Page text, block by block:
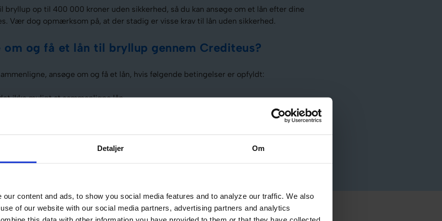
Detaljer Om
content and ads, to show you social media features and to analyze our traffic. We also
of our website with our social media partners, advertising partners and analytics
this data with other information you have provided to them or that they have collected
bryllup op til 400 000 kroner uden sikkerhed, så du kan ansøge om et lån efter dine
Vær dog opmærksom på, at der stadig er visse krav til lån uden sikkerhed.
om og få et lån til bryllup gennem Crediteus?
ansøge om og få et lån, hvis følgende betingelser er opfyldt:
ikke muligt at sammenligne lån.
og en e-mail.
fast bopæl i Danmark.